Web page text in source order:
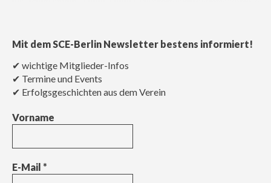
Mit dem SCE-Berlin Newsletter bestens informiert!
✔ wichtige Mitglieder-Infos
✔ Termine und Events
✔ Erfolgsgeschichten aus dem Verein
Vorname
E-Mail *